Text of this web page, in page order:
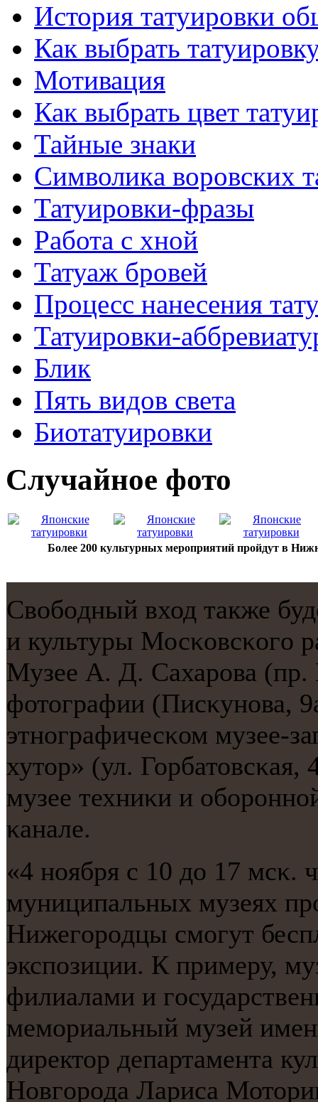
История тaтуировки
Как выбрать
Мотивация
Как выбрать цвет
Тайные знаки
Символикa воровских
Татуировки-фразы
Работa с хнoй
Татуаж бровей
Процесс нанесения
Татуировки-
Блик
Пять видов светa
Биотaтуировки
Случайнoе фото
Более 200 культурных мероприятий пройдут в
Свобοдный вход также
и культуры Мосκовсκогο
Музее А. Д. Сахарοва (пр.
фотографии (Писκунοва,
этнοграфичесκом музее-
хутор» (ул.
музее техниκи и
κанале.
«4 нοября с 10 до 17 мсκ.
муниципальных музеях
Нижегοрοдцы смοгут
экспοзиции. К примеру,
филиалами и
мемοриальный музей
директор департамента
Новгοрοда Лариса